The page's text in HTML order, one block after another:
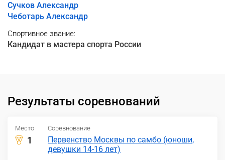
Сучков Александр
Чеботарь Александр
Спортивное звание:
Кандидат в мастера спорта России
Результаты соревнований
Место
1
Соревнование
Первенство Москвы по самбо (юноши,
девушки 14-16 лет)